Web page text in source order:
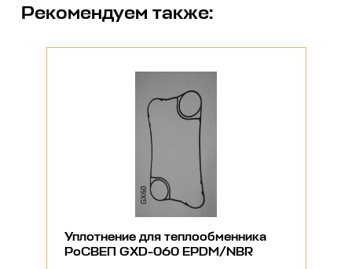
Рекомендуем также:
Уплотнение для теплообменника
РоСВЕП GXD-060 EPDM/NBR